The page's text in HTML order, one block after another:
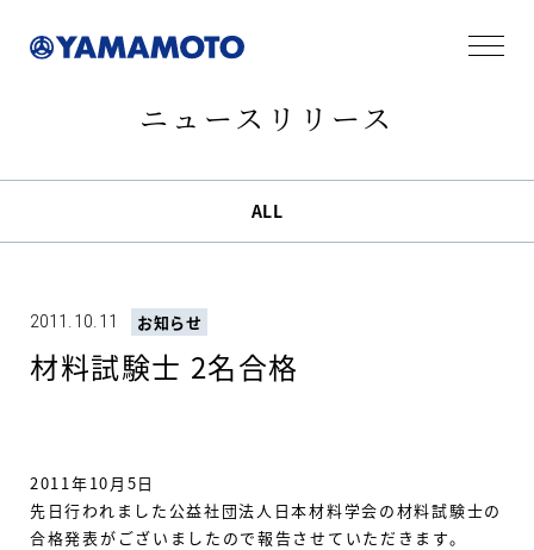
ニュースリリース
ALL
2011.10.11 お知らせ
材料試験士 2名合格
2011年10月5日
先日行われました公益社団法人日本材料学会の材料試験士の
合格発表がございましたので報告させていただきます。